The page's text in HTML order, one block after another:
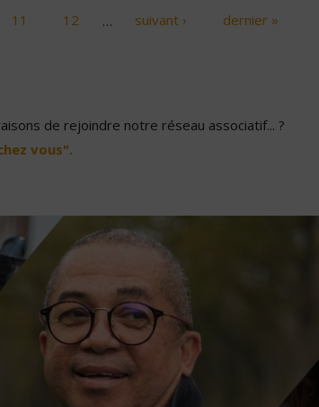
11 12 … suivant › dernier »
de rejoindre notre réseau associatif... ?
vous".